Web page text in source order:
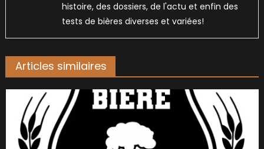
histoire, des dossiers, de l'actu et enfin des
tests de bières diverses et variées!
Articles similaires